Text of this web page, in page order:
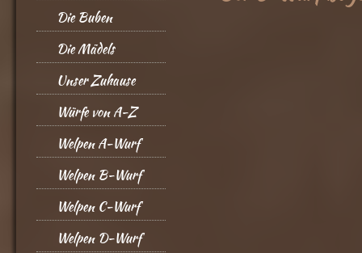
Die Buben
Die Mädels
Unser Zuhause
Würfe von A-Z
Welpen A-Wurf
Welpen B-Wurf
Welpen C-Wurf
Welpen D-Wurf